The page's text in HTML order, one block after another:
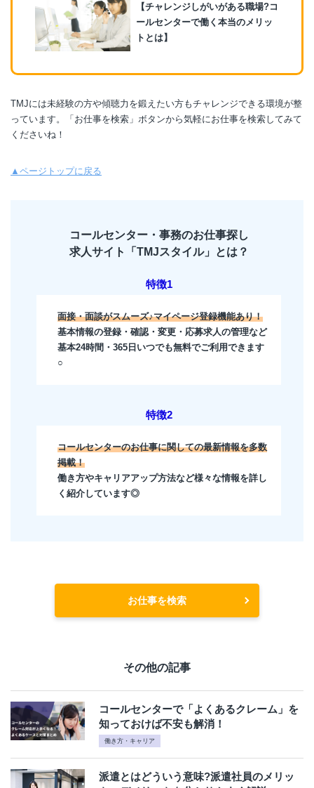
【チャレンジしがいがある職場?コ
ールセンターで働く本当のメリッ
トとは】
TMJには未経験の方や傾聴力を鍛えたい方もチャレンジできる環境が整
っています。「お仕事を検索」ボタンから気軽にお仕事を検索してみて
くださいね！
▲ページトップに戻る
コールセンター・事務のお仕事探し
求人サイト「TMJスタイル」とは？
特徴1
面接・面談がスムーズ♪マイページ登録機能あり！
基本情報の登録・確認・変更・応募求人の管理など
基本24時間・365日いつでも無料でご利用できます
○
特徴2
コールセンターのお仕事に関しての最新情報を多数
掲載！
働き方やキャリアアップ方法など様々な情報を詳し
く紹介しています◎
お仕事を検索
その他の記事
コールセンターで「よくあるクレーム」を
知っておけば不安も解消！
働き方・キャリア
派遣とはどういう意味?派遣社員のメリッ